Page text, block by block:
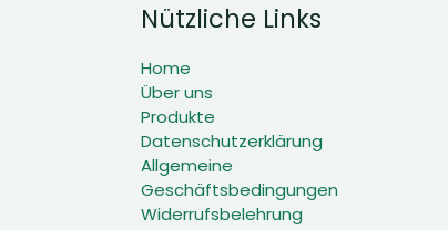
Nützliche Links
Home
Über uns
Produkte
Datenschutzerklärung
Allgemeine
Geschäftsbedingungen
Widerrufsbelehrung